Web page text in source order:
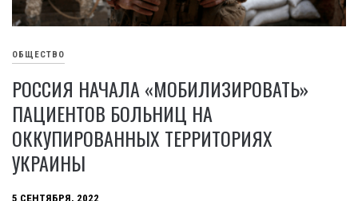
ОБЩЕСТВО
РОССИЯ НАЧАЛА «МОБИЛИЗИРОВАТЬ»
ПАЦИЕНТОВ БОЛЬНИЦ НА
ОККУПИРОВАННЫХ ТЕРРИТОРИЯХ
УКРАИНЫ
5 СЕНТЯБРЯ, 2022